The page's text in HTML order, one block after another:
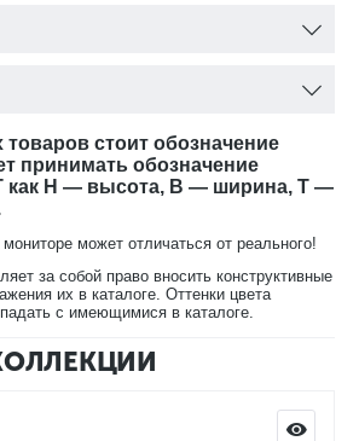
товаров стоит обозначение
принимать обозначение
как H — высота, B — ширина, T —
может отличаться от реального!
за собой право вносить конструктивные
их в каталоге. Оттенки цвета
с имеющимися в каталоге.